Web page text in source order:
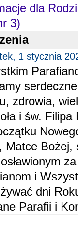
dla
3)
1 stycznia
zdrowia,
i św. Filipa
Matce Bożej,
i
dni
Parafii i